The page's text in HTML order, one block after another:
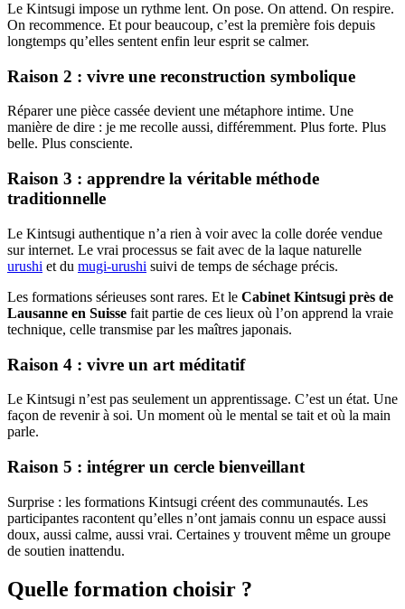
Le Kintsugi impose un rythme lent. On pose. On attend. On respire.
On recommence. Et pour beaucoup, c’est la première fois depuis
longtemps qu’elles sentent enfin leur esprit se calmer.
Raison 2 : vivre une reconstruction symbolique
Réparer une pièce cassée devient une métaphore intime. Une
manière de dire : je me recolle aussi, différemment. Plus forte. Plus
belle. Plus consciente.
Raison 3 : apprendre la véritable méthode
traditionnelle
Le Kintsugi authentique n’a rien à voir avec la colle dorée vendue
sur internet. Le vrai processus se fait avec de la laque naturelle
urushi et du mugi-urushi suivi de temps de séchage précis.
Les formations sérieuses sont rares. Et le Cabinet Kintsugi près de
Lausanne en Suisse fait partie de ces lieux où l’on apprend la vraie
technique, celle transmise par les maîtres japonais.
Raison 4 : vivre un art méditatif
Le Kintsugi n’est pas seulement un apprentissage. C’est un état. Une
façon de revenir à soi. Un moment où le mental se tait et où la main
parle.
Raison 5 : intégrer un cercle bienveillant
Surprise : les formations Kintsugi créent des communautés. Les
participantes racontent qu’elles n’ont jamais connu un espace aussi
doux, aussi calme, aussi vrai. Certaines y trouvent même un groupe
de soutien inattendu.
Quelle formation choisir ?